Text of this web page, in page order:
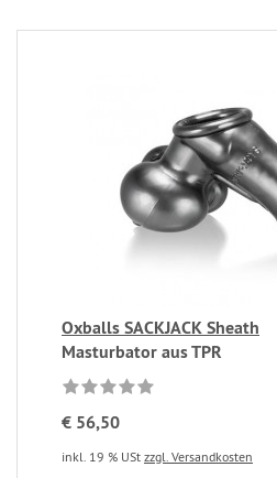
Oxballs SACKJACK Sheath
Masturbator aus TPR
€ 56,50
inkl. 19 % USt zzgl. Versandkosten